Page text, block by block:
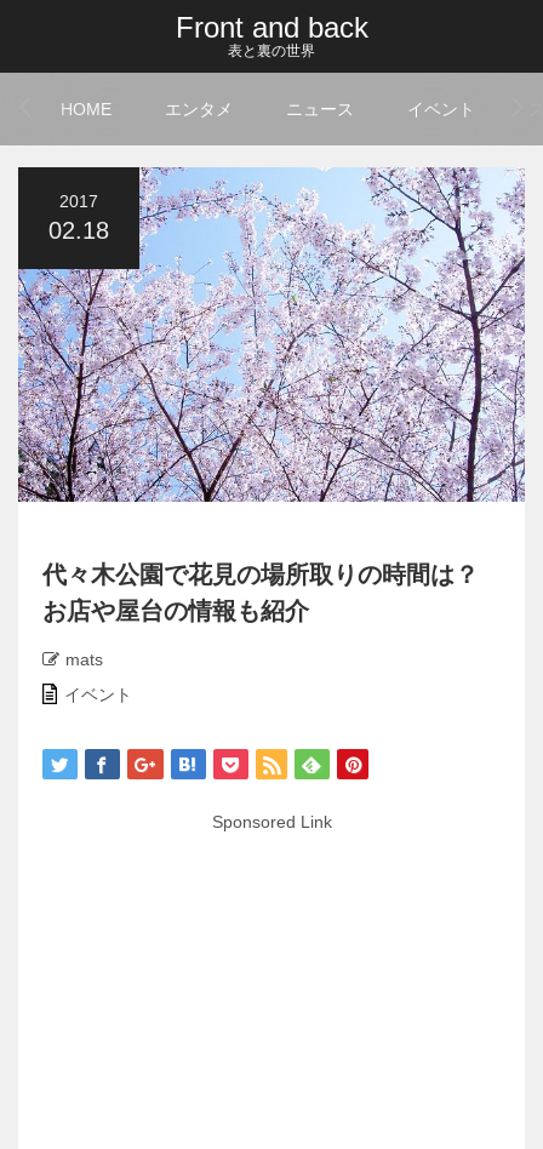
Front and back
表と裏の世界
HOME エンタメ ニュース イベント
2017
02.18
代々木公園で花見の場所取りの時間は？
お店や屋台の情報も紹介
mats
イベント
Sponsored Link